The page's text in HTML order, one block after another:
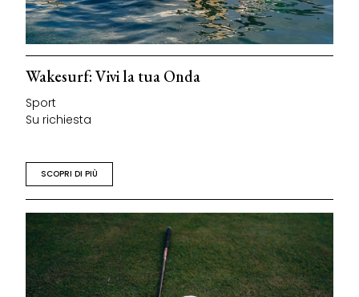
Wakesurf: Vivi la tua Onda
Sport
Su richiesta
SCOPRI DI PIÙ